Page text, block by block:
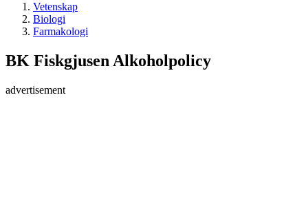
Vetenskap
Biologi
Farmakologi
BK Fiskgjusen Alkoholpolicy
advertisement